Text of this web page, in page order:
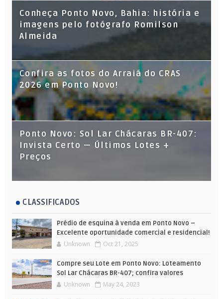
Conheça Ponto Novo, Bahia: história e
imagens pelo fotógrafo Romilson
Almeida
Confira as fotos do Arraiá do CRAS
2026 em Ponto Novo!
Ponto Novo: Sol Lar Chácaras BR-407:
Invista Certo — Últimos Lotes +
Preços
CLASSIFICADOS
Prédio de esquina à venda em Ponto Novo –
Excelente oportunidade comercial e residencial!
Unknown Oct 21, 2025
Compre seu Lote em Ponto Novo: Loteamento
Sol Lar Chácaras BR-407; confira valores
Unknown May 24, 2023